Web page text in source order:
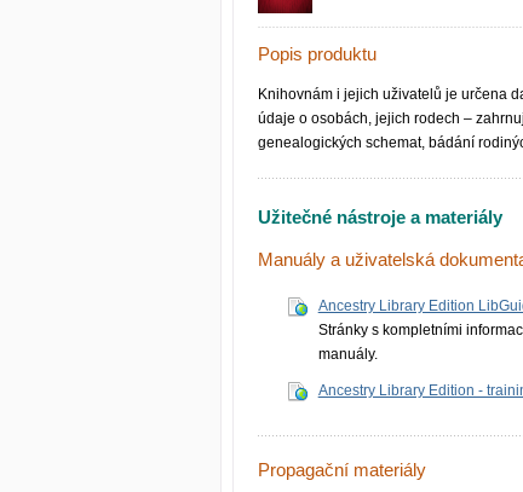
Popis produktu
Knihovnám i jejich uživatelů je určena
údaje o osobách, jejich rodech –
genealogických schemat, bádání
Užitečné nástroje a materiály
Manuály a uživatelská
Ancestry Library Edition
Stránky s kompletními
manuály.
Ancestry Library Edition -
Propagační materiály